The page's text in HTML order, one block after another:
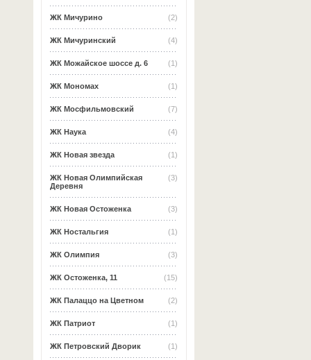
(2)
ЖК Мичурино
(4)
ЖК Мичуринский
(1)
ЖК Можайское шоссе д. 6
(1)
ЖК Мономах
(7)
ЖК Мосфильмовский
(4)
ЖК Наука
(1)
ЖК Новая звезда
(3)
ЖК Новая Олимпийская
Деревня
(3)
ЖК Новая Остоженка
(1)
ЖК Ностальгия
(3)
ЖК Олимпия
(15)
ЖК Остоженка, 11
(2)
ЖК Палаццо на Цветном
(1)
ЖК Патриот
(1)
ЖК Петровский Дворик